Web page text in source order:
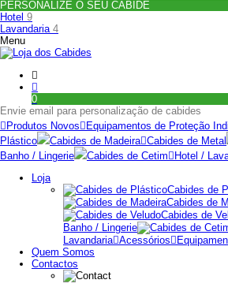
PERSONALIZE O SEU CABIDE
Hotel 9
Lavandaria 4
Menu
0
Envie email para personalização de cabides
Produtos Novos
Equipamentos de Proteção
Plástico
Cabides de Madeira Cabides de Metal
Banho / Lingerie
Cabides de Cetim Hotel /
Loja
Cabides de
Cabides de
Cabides de
Banho / Lingerie
Lavandaria Acessórios
Quem Somos
Contactos